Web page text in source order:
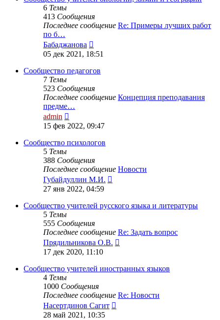
6 Темы
413 Сообщения
Последнее сообщение Re: Примеры лучших работ
по б…
Бабаджанова
к
сообщению
05 дек 2021, 18:51
Сообщество педагогов
7 Темы
523 Сообщения
Последнее сообщение Концепция преподавания
предме…
admin
к
последнему
сообщению
15 фев 2022, 09:47
Сообщество психологов
5 Темы
388 Сообщения
Последнее сообщение Новости
Губайдуллин М.И.
сообщению
27 янв 2022, 04:59
Сообщество учителей русского языка и литературы
5 Темы
555 Сообщения
Последнее сообщение Re: Задать вопрос
Прядильникова О.В.
сообщению
17 дек 2020, 11:10
Сообщество учителей иностранных языков
4 Темы
1000 Сообщения
Последнее сообщение Re: Новости
Насертдинов Сагит
28 май 2021, 10:35